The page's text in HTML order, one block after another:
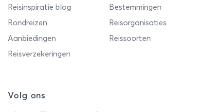
Reisinspiratie blog
Bestemmingen
Rondreizen
Reisorganisaties
Aanbiedingen
Reissoorten
Reisverzekeringen
Volg ons